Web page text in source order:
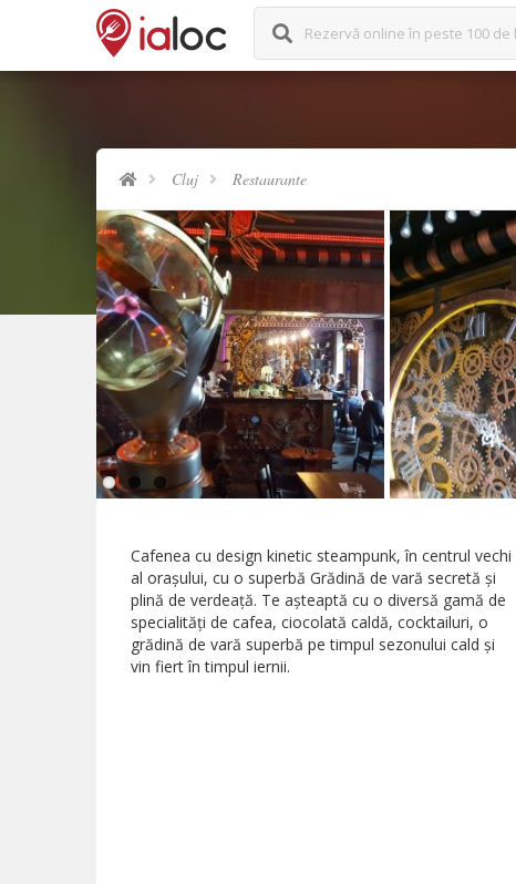
Rezervă online în peste 100 de
Cluj Restaurante
Cafenea cu design kinetic steampunk, în centrul vechi
al oraşului, cu o superbă Grădină de vară secretă şi
plină de verdeaţă. Te aşteaptă cu o diversă gamă de
specialităţi de cafea, ciocolată caldă, cocktailuri, o
grădină de vară superbă pe timpul sezonului cald şi
vin fiert în timpul iernii.